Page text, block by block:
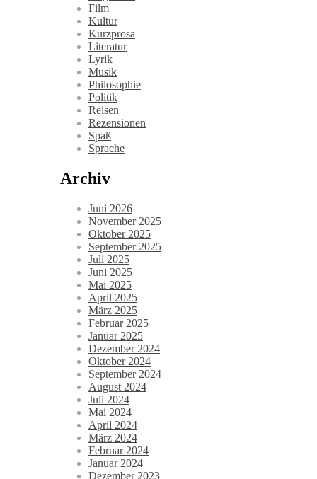
Film
Kultur
Kurzprosa
Literatur
Lyrik
Musik
Philosophie
Politik
Reisen
Rezensionen
Spaß
Sprache
Archiv
Juni 2026
November 2025
Oktober 2025
September 2025
Juli 2025
Juni 2025
Mai 2025
April 2025
März 2025
Februar 2025
Januar 2025
Dezember 2024
Oktober 2024
September 2024
August 2024
Juli 2024
Mai 2024
April 2024
März 2024
Februar 2024
Januar 2024
Dezember 2023